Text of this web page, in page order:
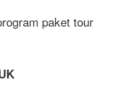
paket tour